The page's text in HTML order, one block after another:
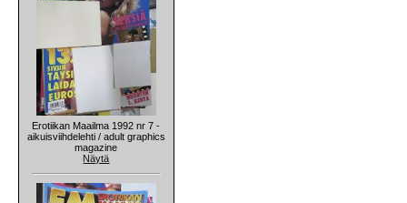
Erotiikan Maailma 1992 nr 7 -
aikuisviihdelehti / adult graphics
magazine
Näytä